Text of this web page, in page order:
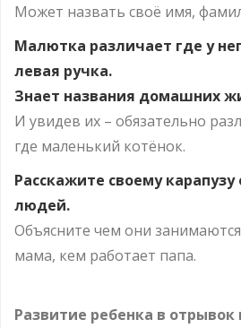
Может назвать своё имя,
Малютка различает где у
левая ручка.
Знает названия домашних
И увидев их – обязательно
где маленький котёнок.
Расскажите своему карапузу
людей.
Объясните чем они
мама, кем работает папа.
Развитие ребенка в